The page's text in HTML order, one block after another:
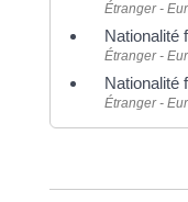
Étranger -
Nationalité
Étranger -
Nationalité
Étranger -